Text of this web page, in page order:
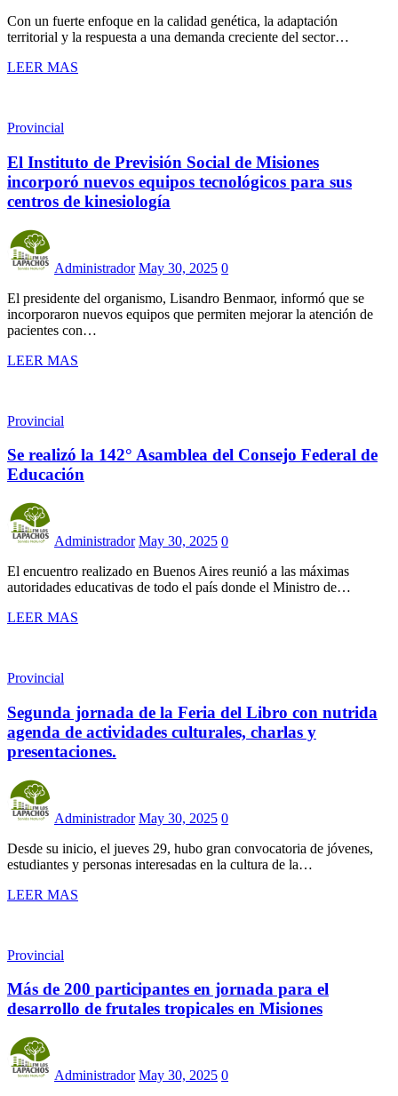
Con un fuerte enfoque en la calidad genética, la adaptación
territorial y la respuesta a una demanda creciente del sector…
LEER MAS
Provincial
El Instituto de Previsión Social de Misiones
incorporó nuevos equipos tecnológicos para sus
centros de kinesiología
Administrador May 30, 2025 0
El presidente del organismo, Lisandro Benmaor, informó que se
incorporaron nuevos equipos que permiten mejorar la atención de
pacientes con…
LEER MAS
Provincial
Se realizó la 142° Asamblea del Consejo Federal de
Educación
Administrador May 30, 2025 0
El encuentro realizado en Buenos Aires reunió a las máximas
autoridades educativas de todo el país donde el Ministro de…
LEER MAS
Provincial
Segunda jornada de la Feria del Libro con nutrida
agenda de actividades culturales, charlas y
presentaciones.
Administrador May 30, 2025 0
Desde su inicio, el jueves 29, hubo gran convocatoria de jóvenes,
estudiantes y personas interesadas en la cultura de la…
LEER MAS
Provincial
Más de 200 participantes en jornada para el
desarrollo de frutales tropicales en Misiones
Administrador May 30, 2025 0